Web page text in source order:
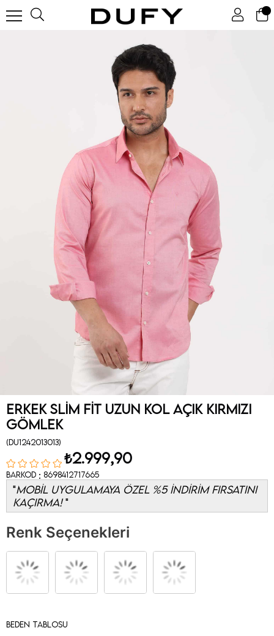
Erkek Slim Fit Uzun Kol Açık Kırmızı
Gömlek
(DU1242013013)
₺2.999,90
Barkod : 8698412717665
MOBİL UYGULAMAYA ÖZEL %5 İNDİRİM FIRSATINI
KAÇIRMA!
Renk Seçenekleri
Beden Tablosu